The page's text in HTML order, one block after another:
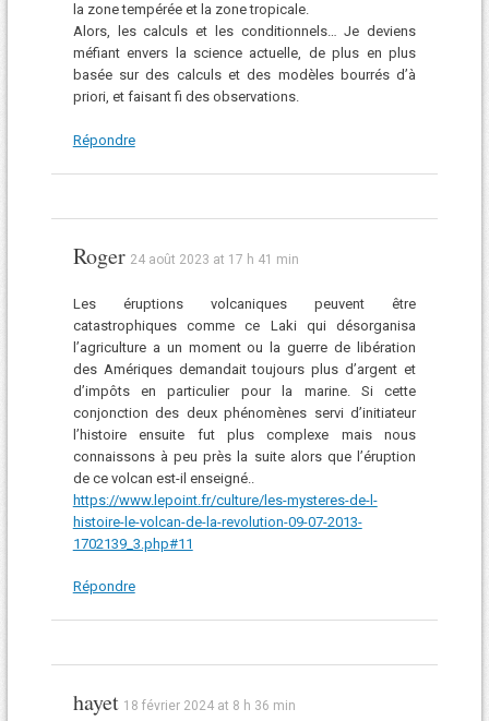
la zone tempérée et la zone tropicale.
Alors, les calculs et les conditionnels… Je deviens
méfiant envers la science actuelle, de plus en plus
basée sur des calculs et des modèles bourrés d’à
priori, et faisant fi des observations.
Répondre
Roger 24 août 2023 at 17 h 41 min
Les éruptions volcaniques peuvent être
catastrophiques comme ce Laki qui désorganisa
l’agriculture a un moment ou la guerre de libération
des Amériques demandait toujours plus d’argent et
d’impôts en particulier pour la marine. Si cette
conjonction des deux phénomènes servi d’initiateur
l’histoire ensuite fut plus complexe mais nous
connaissons à peu près la suite alors que l’éruption
de ce volcan est-il enseigné..
https://www.lepoint.fr/culture/les-mysteres-de-l-
histoire-le-volcan-de-la-revolution-09-07-2013-
1702139_3.php#11
Répondre
hayet 18 février 2024 at 8 h 36 min